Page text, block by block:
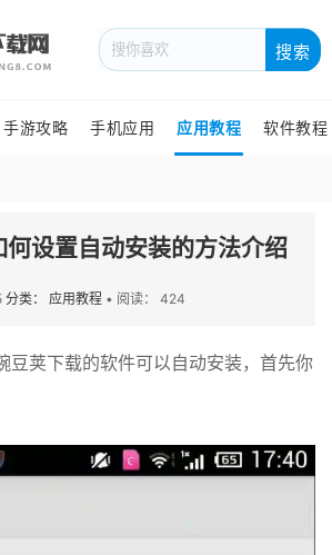
搜索
手游攻略 手机应用 应用教程 软件教程
何设置自动安装的方法介绍
分类： 应用教程 • 阅读： 424
豆荚下载的软件可以自动安装，首先你